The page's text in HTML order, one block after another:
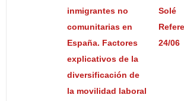
inmigrantes no
comunitarias en
España. Factores
explicativos de la
diversificación de
la movilidad laboral
Solé
24/06